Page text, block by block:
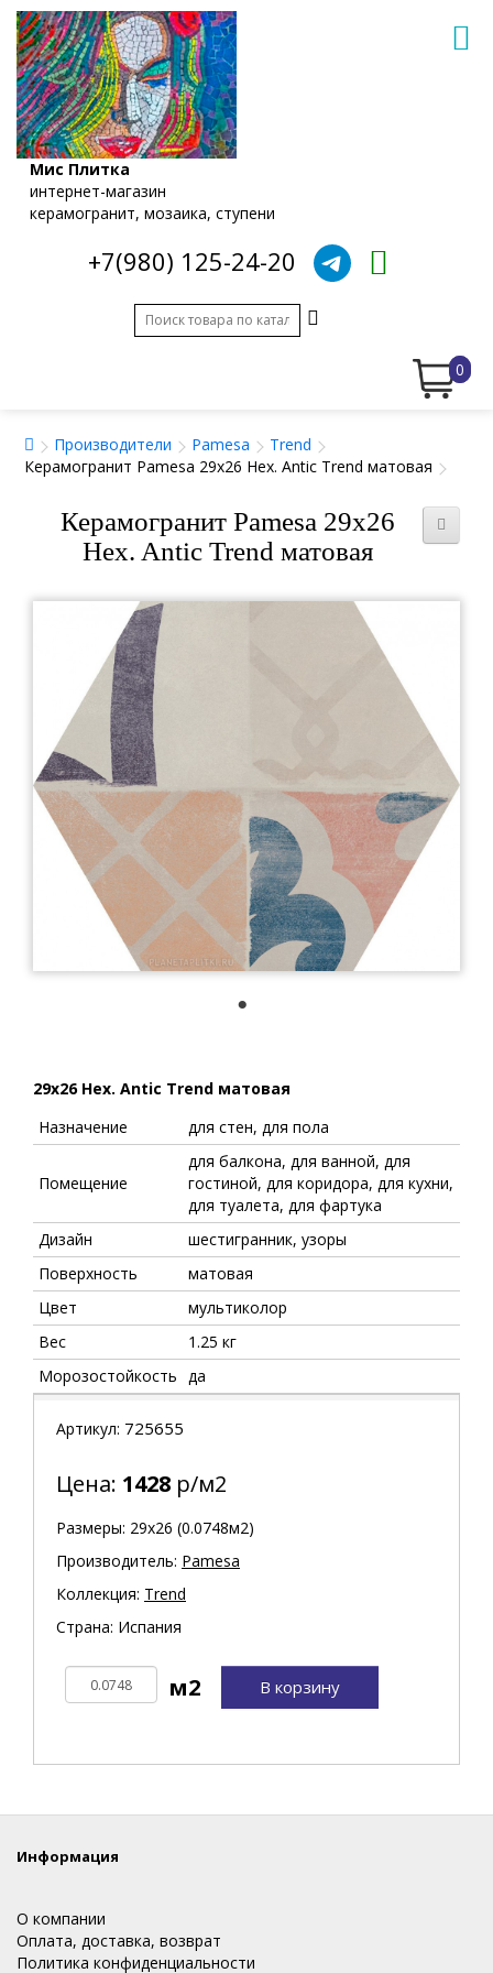
Мис Плитка
интернет-магазин
керамогранит, мозаика, ступени
+7(980) 125-24-20
0
Производители Pamesa
Trend
Керамогранит Pamesa 29x26 Hex. Antic Trend матовая
Керамогранит Pamesa 29x26
Hex. Antic Trend матовая
29x26 Hex. Antic Trend матовая
Назначение
для стен, для пола
Помещение
для балкона, для ванной, для
гостиной, для коридора, для кухни,
для туалета, для фартука
Дизайн
шестигранник, узоры
Поверхность
матовая
Цвет
мультиколор
Вес
1.25 кг
Морозостойкость да
Артикул: 725655
Цена: 1428 р/м2
Размеры: 29х26 (0.0748м2)
Производитель: Pamesa
Коллекция: Trend
Страна: Испания
В корзину
Информация
О компании
Оплата, доставка, возврат
Политика конфиденциальности